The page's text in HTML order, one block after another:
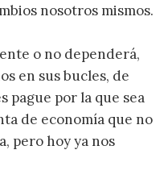
nosotros mismos.
o no dependerá,
en sus bucles, de
pague por la que sea
de economía que no
pero hoy ya nos